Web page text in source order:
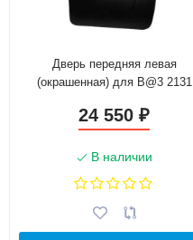
Дверь передняя левая
(окрашенная) для B@3 2131
24 550₽
В наличии